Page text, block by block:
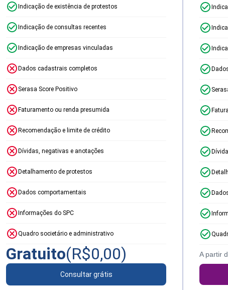
Indicação de existência de protestos
Indicação de consultas recentes
Indicação de empresas vinculadas
Dados cadastrais completos
Serasa Score Positivo
Faturamento ou renda presumida
Recomendação e limite de crédito
Dívidas, negativas e anotações
Detalhamento de protestos
Dados comportamentais
Informações do SPC
Quadro societário e administrativo
Gratuito(R$0,00)
Consultar grátis
A partir